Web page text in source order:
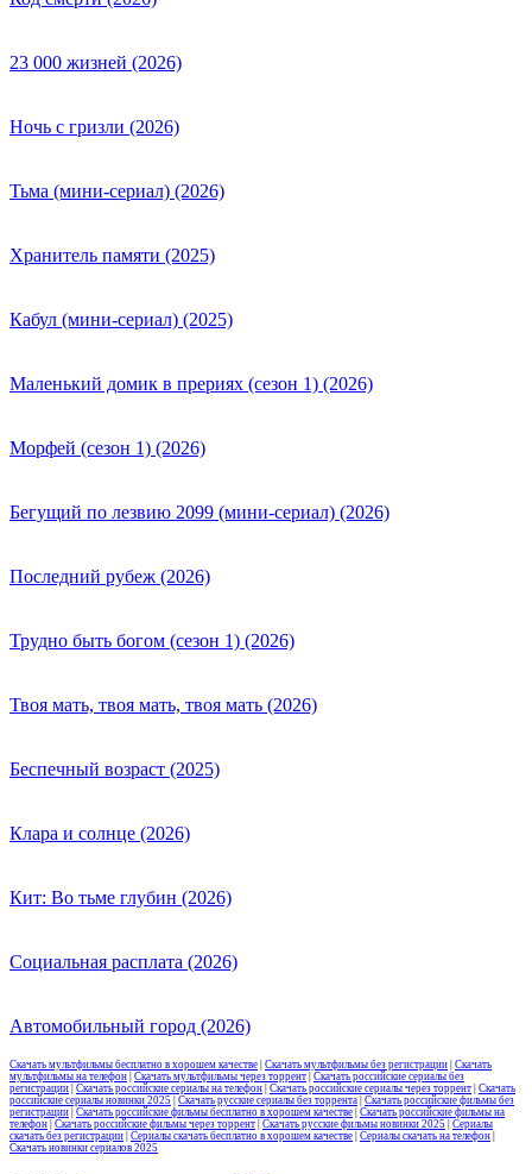
23 000 жизней (2026)
Ночь с гризли (2026)
Тьма (мини-сериал) (2026)
Хранитель памяти (2025)
Кабул (мини-сериал) (2025)
Маленький домик в прериях (сезон 1) (2026)
Морфей (сезон 1) (2026)
Бегущий по лезвию 2099 (мини-сериал) (2026)
Последний рубеж (2026)
Трудно быть богом (сезон 1) (2026)
Твоя мать, твоя мать, твоя мать (2026)
Беспечный возраст (2025)
Клара и солнце (2026)
Кит: Во тьме глубин (2026)
Социальная расплата (2026)
Автомобильный город (2026)
Скачать мультфильмы бесплатно в хорошем качестве Скачать мультфильмы без регистрации Скачать
мультфильмы на телефон Скачать мультфильмы через торрент Скачать российские сериалы без
регистрации Скачать российские сериалы на телефон Скачать российские сериалы через торрент Скачать
российские сериалы новинки 2025
Скачать русские сериалы без торрента Скачать российские фильмы без
регистрации Скачать российские фильмы бесплатно в хорошем качестве Скачать российские фильмы на
телефон Скачать российские фильмы через торрент Скачать русские фильмы новинки 2025
Сериалы
скачать без регистрации Сериалы скачать бесплатно в хорошем качестве Сериалы скачать на телефон
Скачать новинки сериалов 2025